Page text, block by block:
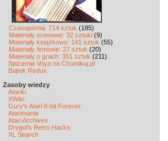
Czasopisma: 714 sztuk (185)
Materiały scenowe: 32 sztuki (9)
Materiały książkowe: 141 sztuk (55)
Materiały firmowe: 27 sztuk (20)
Materiały o grach: 351 sztuk (211)
Spiżarnia Voya na Chomikuj.pl
Bajtek Redux
Zasoby wiedzy
Atariki
XWiki
Gury's Atari 8-bit Forever
Atarimania
Atari Archives
Drygol's Retro Hacks
XL Search